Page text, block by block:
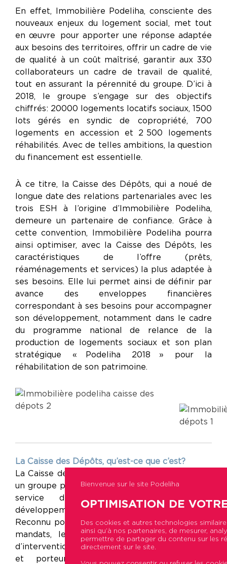
En effet, Immobilière Podeliha, consciente des
nouveaux enjeux du logement social, met tout
en œuvre pour apporter une réponse adaptée
aux besoins des territoires, offrir un cadre de vie
de qualité à un coût maîtrisé, garantir aux 330
collaborateurs un cadre de travail de qualité,
tout en assurant la pérennité du groupe. D’ici à
2018, le groupe s’engage sur des objectifs
chiffrés : 20 000 logements locatifs sociaux, 1 500
lots gérés en syndic de copropriété, 700
logements en accession et 2 500 logements
réhabilités. Avec de telles ambitions, la question
du financement est essentielle.
À ce titre, la Caisse des Dépôts, qui a noué de
longue date des relations partenariales avec les
trois ESH à l’origine d’Immobilière Podeliha,
demeure un partenaire de confiance. Grâce à
cette convention, Immobilière Podeliha pourra
ainsi optimiser, avec la Caisse des Dépôts, les
caractéristiques de l’offre (prêts,
réaménagements et services) la plus adaptée à
ses besoins. Elle lui permet ainsi de définir par
avance des enveloppes financières
correspondant à ses besoins pour accompagner
son développement, notamment dans le cadre
du programme national de relance de la
production de logements sociaux et son plan
stratégique « Podeliha 2018 » pour la
réhabilitation de son patrimoine.
La Caisse des Dépôts, qu’est-ce que c’est ?
La Caisse des Dépôts et ses filiales constituent
un groupe public, investisseur de long terme au
service de l’intérêt général et du
développement économique des territoires.
Reconnu pour son expertise dans la gestion de
mandats, le Groupe s’est donné 4 secteurs
d’intervention prioritaires, créateurs d’emplois
et porteurs d’ambitions industrielles et
Bienvenue sur le site Podeliha
OPTIMISATION DE
Des cookies et autres technologies
ainsi qu’à nos partenaires, de mesurer,
permettre de partager du contenu sur les
directement sur le site.